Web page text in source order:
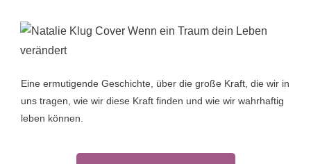
Eine ermutigende Geschichte, über die große Kraft, die wir in
uns tragen, wie wir diese Kraft finden und wie wir wahrhaftig
leben können.